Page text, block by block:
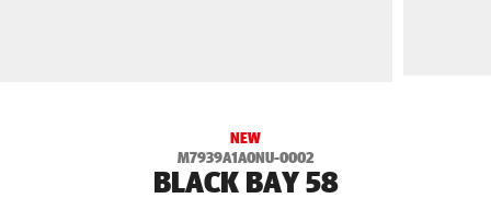
NEW
M7939A1A0NU-0002
BLACK BAY 58